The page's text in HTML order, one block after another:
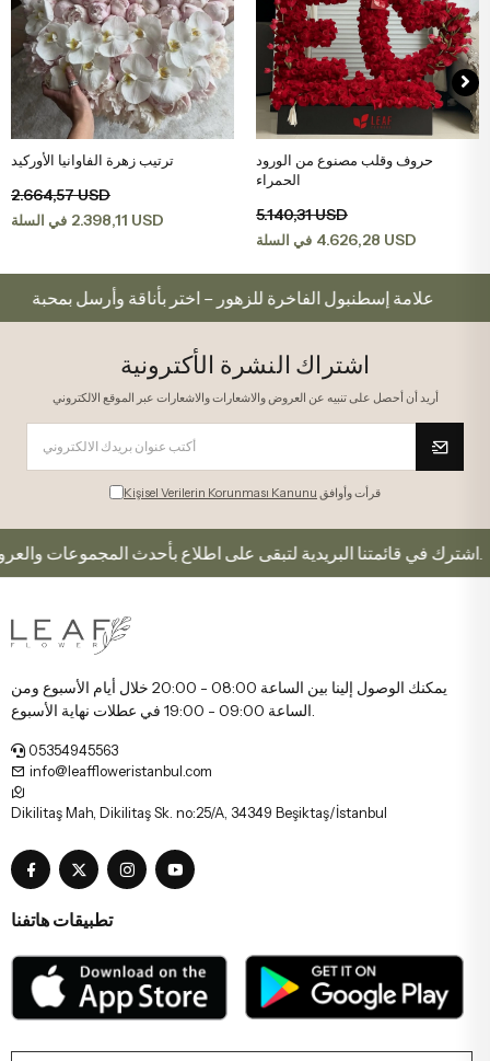
اضف الى سلة التسوق
ترتيب زهرة الفاوانيا الأوركيد
2.664,57 USD
في السلة 2.398,11 USD
اضف الى سلة التسوق
حروف وقلب مصنوع من الورود
الحمراء
5.140,31 USD
في السلة 4.626,28 USD
علامة إسطنبول الفاخرة للزهور – اختر بأناقة وأرسل
اشتراك النشرة الأكترونية
أريد أن أحصل على تنبيه عن العروض والاشعارات والاشعارات عبر الموقع الالكتروني
Kişisel Verilerin Korunması Kanunu قرأت وأوافق
اشترك في قائمتنا البريدية لتبقى على اطلاع بأحدث المجموعات والعروض.
يمكنك الوصول إلينا بين الساعة 08:00 - 20:00 خلال أيام الأسبوع ومن
الساعة 09:00 - 19:00 في عطلات نهاية الأسبوع.
05354945563
info@leaffloweristanbul.com
Dikilitaş Mah, Dikilitaş Sk. no:25/A, 34349 Beşiktaş/İstanbul
تطبيقات هاتفنا